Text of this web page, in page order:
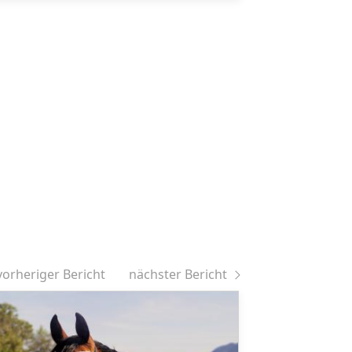
Bericht nächster Bericht